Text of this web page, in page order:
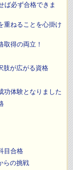
ば必ず合格できま
重ねることを心掛け
取得の両立！
肢が広がる資格
功体験となりました
目合格
らの挑戦